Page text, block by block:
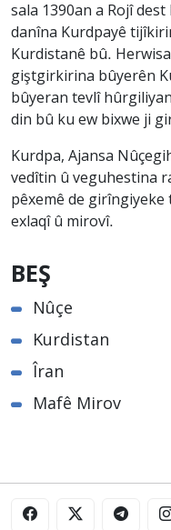
sala 1390an a Rojî
danîna Kurdpayê
Kurdistanê bû.
giştgirkirina bûyerên
bûyeran tevlî
din bû ku ew bixwe ji
Kurdpa, Ajansa
vedîtin û veguhestina
pêxemê de
exlaqî û mirovî.
BEŞ
Nûçe
Kurdistan
Îran
Mafê Mirov